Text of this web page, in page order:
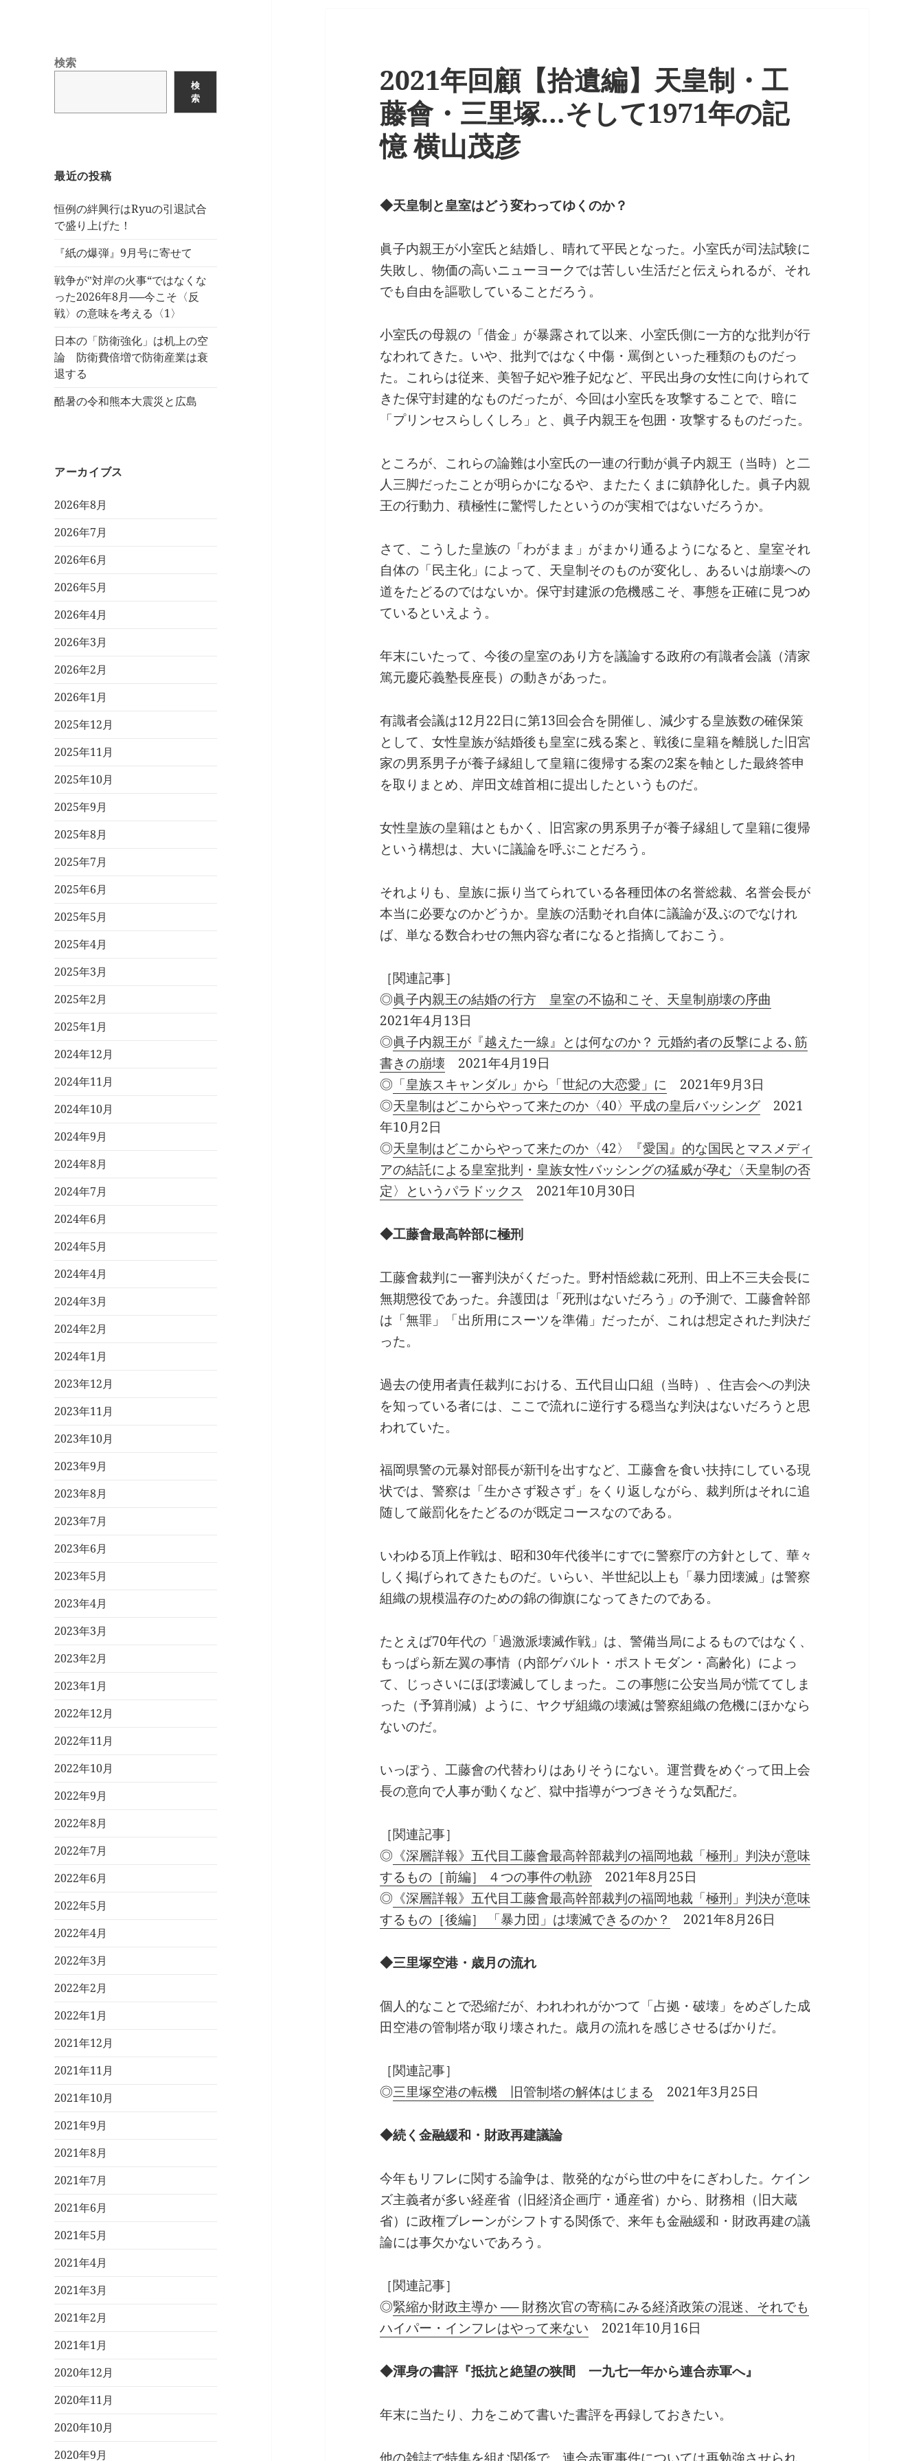
検索
検
索
最近の投稿
恒例の絆興行はRyuの引退試合
で盛り上げた！
『紙の爆弾』9月号に寄せて
戦争が‟対岸の火事“ではなくな
った2026年8月──今こそ〈反
戦〉の意味を考える〈1〉
日本の「防衛強化」は机上の空
論 防衛費倍増で防衛産業は衰
退する
酷暑の令和熊本大震災と広島
アーカイブス
2026年8月
2026年7月
2026年6月
2026年5月
2026年4月
2026年3月
2026年2月
2026年1月
2025年12月
2025年11月
2025年10月
2025年9月
2025年8月
2025年7月
2025年6月
2025年5月
2025年4月
2025年3月
2025年2月
2025年1月
2024年12月
2024年11月
2024年10月
2024年9月
2024年8月
2024年7月
2024年6月
2024年5月
2024年4月
2024年3月
2024年2月
2024年1月
2023年12月
2023年11月
2023年10月
2023年9月
2023年8月
2023年7月
2023年6月
2023年5月
2023年4月
2023年3月
2023年2月
2023年1月
2022年12月
2022年11月
2022年10月
2022年9月
2022年8月
2022年7月
2022年6月
2022年5月
2022年4月
2022年3月
2022年2月
2022年1月
2021年12月
2021年11月
2021年10月
2021年9月
2021年8月
2021年7月
2021年6月
2021年5月
2021年4月
2021年3月
2021年2月
2021年1月
2020年12月
2020年11月
2020年10月
2020年9月
2021年回顧【拾遺編】天皇制・工
藤會・三里塚…そして1971年の記
憶 横山茂彦
◆天皇制と皇室はどう変わってゆくのか？
眞子内親王が小室氏と結婚し、晴れて平民となった。小室氏が司法試験に
失敗し、物価の高いニューヨークでは苦しい生活だと伝えられるが、それ
でも自由を謳歌していることだろう。
小室氏の母親の「借金」が暴露されて以来、小室氏側に一方的な批判が行
なわれてきた。いや、批判ではなく中傷・罵倒といった種類のものだっ
た。これらは従来、美智子妃や雅子妃など、平民出身の女性に向けられて
きた保守封建的なものだったが、今回は小室氏を攻撃することで、暗に
「プリンセスらしくしろ」と、眞子内親王を包囲・攻撃するものだった。
ところが、これらの論難は小室氏の一連の行動が眞子内親王（当時）と二
人三脚だったことが明らかになるや、またたくまに鎮静化した。眞子内親
王の行動力、積極性に驚愕したというのが実相ではないだろうか。
さて、こうした皇族の「わがまま」がまかり通るようになると、皇室それ
自体の「民主化」によって、天皇制そのものが変化し、あるいは崩壊への
道をたどるのではないか。保守封建派の危機感こそ、事態を正確に見つめ
ているといえよう。
年末にいたって、今後の皇室のあり方を議論する政府の有識者会議（清家
篤元慶応義塾長座長）の動きがあった。
有識者会議は12月22日に第13回会合を開催し、減少する皇族数の確保策
として、女性皇族が結婚後も皇室に残る案と、戦後に皇籍を離脱した旧宮
家の男系男子が養子縁組して皇籍に復帰する案の2案を軸とした最終答申
を取りまとめ、岸田文雄首相に提出したというものだ。
女性皇族の皇籍はともかく、旧宮家の男系男子が養子縁組して皇籍に復帰
という構想は、大いに議論を呼ぶことだろう。
それよりも、皇族に振り当てられている各種団体の名誉総裁、名誉会長が
本当に必要なのかどうか。皇族の活動それ自体に議論が及ぶのでなけれ
ば、単なる数合わせの無内容な者になると指摘しておこう。
［関連記事］
◎眞子内親王の結婚の行方 皇室の不協和こそ、天皇制崩壊の序曲
2021年4月13日
◎眞子内親王が『越えた一線』とは何なのか？ 元婚約者の反撃による､筋
書きの崩壊 2021年4月19日
◎ 「皇族スキャンダル」から「世紀の大恋愛」に 2021年9月3日
◎天皇制はどこからやって来たのか〈40〉平成の皇后バッシング 2021
年10月2日
◎天皇制はどこからやって来たのか〈42〉『愛国』的な国民とマスメディ
アの結託による皇室批判・皇族女性バッシングの猛威が孕む〈天皇制の否
定〉というパラドックス 2021年10月30日
◆工藤會最高幹部に極刑
工藤會裁判に一審判決がくだった。野村悟総裁に死刑、田上不三夫会長に
無期懲役であった。弁護団は「死刑はないだろう」の予測で、工藤會幹部
は「無罪」「出所用にスーツを準備」だったが、これは想定された判決だ
った。
過去の使用者責任裁判における、五代目山口組（当時）、住吉会への判決
を知っている者には、ここで流れに逆行する穏当な判決はないだろうと思
われていた。
福岡県警の元暴対部長が新刊を出すなど、工藤會を食い扶持にしている現
状では、警察は「生かさず殺さず」をくり返しながら、裁判所はそれに追
随して厳罰化をたどるのが既定コースなのである。
いわゆる頂上作戦は、昭和30年代後半にすでに警察庁の方針として、華々
しく掲げられてきたものだ。いらい、半世紀以上も「暴力団壊滅」は警察
組織の規模温存のための錦の御旗になってきたのである。
たとえば70年代の「過激派壊滅作戦」は、警備当局によるものではなく、
もっぱら新左翼の事情（内部ゲバルト・ポストモダン・高齢化）によっ
て、じっさいにほぼ壊滅してしまった。この事態に公安当局が慌ててしま
った（予算削減）ように、ヤクザ組織の壊滅は警察組織の危機にほかなら
ないのだ。
いっぽう、工藤會の代替わりはありそうにない。運営費をめぐって田上会
長の意向で人事が動くなど、獄中指導がつづきそうな気配だ。
［関連記事］
◎ 《深層詳報》五代目工藤會最高幹部裁判の福岡地裁「極刑」判決が意味
するもの［前編］ ４つの事件の軌跡 2021年8月25日
◎ 《深層詳報》五代目工藤會最高幹部裁判の福岡地裁「極刑」判決が意味
するもの［後編］ 「暴力団」は壊滅できるのか？
2021年8月26日
◆三里塚空港・歳月の流れ
個人的なことで恐縮だが、われわれがかつて「占拠・破壊」をめざした成
田空港の管制塔が取り壊された。歳月の流れを感じさせるばかりだ。
［関連記事］
◎三里塚空港の転機 旧管制塔の解体はじまる 2021年3月25日
◆続く金融緩和・財政再建議論
今年もリフレに関する論争は、散発的ながら世の中をにぎわした。ケイン
ズ主義者が多い経産省（旧経済企画庁・通産省）から、財務相（旧大蔵
省）に政権ブレーンがシフトする関係で、来年も金融緩和・財政再建の議
論には事欠かないであろう。
［関連記事］
◎緊縮か財政主導か ── 財務次官の寄稿にみる経済政策の混迷、それでも
ハイパー・インフレはやって来ない 2021年10月16日
◆渾身の書評『抵抗と絶望の狭間 一九七一年から連合赤軍へ』
年末に当たり、力をこめて書いた書評を再録しておきたい。